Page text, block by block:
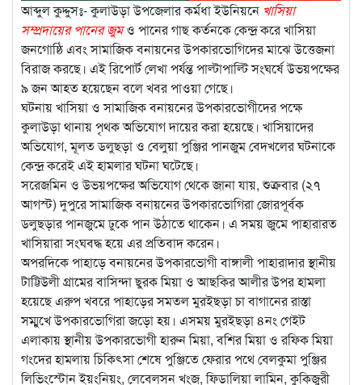
আব্দুল কুদ্দুসঃ- কুলাউড়া উপজেলার কর্মধা ইউনিয়নে খাসিয়া
সম্প্রদায়ের পানের জুমও পানের গাছ কর্তনকে কেন্দ্র করে খাসিয়া
জনগোষ্ঠি এবং সামাজিক বনায়নের উপকারভোগিদের মাঝে উত্তেজনা
বিরাজ করছে। এই রিপোর্ট লেখা পর্যন্ত পাল্টাপাল্টি সংঘর্ষে উভয়পক্ষের
৯ জন আহত হয়েছেন বলে খবর পাওয়া গেছে।
ঘটনায় খাসিয়া ও সামাজিক বনায়নের উপকারভোগীদের পক্ষে
কুলাউড়া থানায় পৃথক অভিযোগ দায়ের করা হয়েছে। খাসিয়াদের
অভিযোগ, মূলত ডলুছড়া ও বেলুয়া পুঞ্জির পানজুম বেদখলের ঘটনাকে
কেন্দ্র করেই এই হামলার ঘটনা ঘটেছে।
সরেজমিন ও উভয়পক্ষের অভিযোগ থেকে জানা যায়, শুক্রবার (২৭
আগস্ট) দুপুরে সামাজিক বনায়নের উপকারভোগিরা জোরপূর্বক
ডলুছড়ার পানজুমে ঢুকে পান উঠাতে থাকেন। এ সময় জুমে পাহারারত
খাসিয়ারা সংঘবদ্ধ হয়ে এর প্রতিবাদ করেন।
অপরদিকে পাহাড়ে বনায়নের উপকারভোগী বাঙ্গালী পাহারাদার স্থানীয়
টাট্টিউলী গ্রামের বাসিন্দা ছুরক মিয়া ও আছকির আলীর উপর হামলা
হয়েছে এরুপ খবরে পাহাড়ের সমতল মুরইছড়া চা বাগানের রাস্তা
সম্মুখে উপকারভোগিরা জড়ো হয়। এসময় মুরইছড়া ৪নং গেইট
এলাকায় স্থানীয় উপকারভোগী হারুন মিয়া, বশির মিয়া ও রফিক মিয়া
গংদের হামলায় চিকিৎসা শেষে পুঞ্জিতে ফেরার পথে বেলকুমা পুঞ্জির
লিভিংস্টোন ইয়ংনিয়ং, লেবেলসন খংজ, ফিডালিয়া লামিন, কুকিজুরী